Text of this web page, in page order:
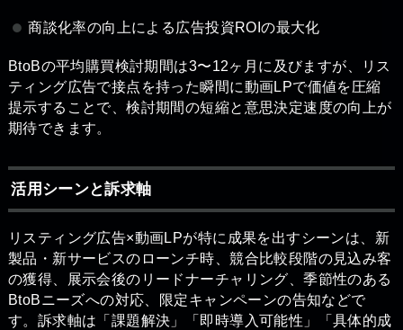
商談化率の向上による広告投資ROIの最大化
BtoBの平均購買検討期間は3〜12ヶ月に及びますが、リス
ティング広告で接点を持った瞬間に動画LPで価値を圧縮
提示することで、検討期間の短縮と意思決定速度の向上が
期待できます。
活用シーンと訴求軸
リスティング広告×動画LPが特に成果を出すシーンは、新
製品・新サービスのローンチ時、競合比較段階の見込み客
の獲得、展示会後のリードナーチャリング、季節性のある
BtoBニーズへの対応、限定キャンペーンの告知などで
す。訴求軸は「課題解決」「即時導入可能性」「具体的成